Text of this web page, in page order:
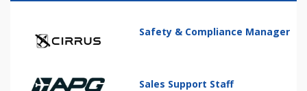
Safety & Compliance Manager
Sales Support Staff